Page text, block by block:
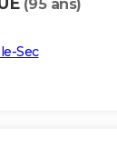
(95 ans)
Sec